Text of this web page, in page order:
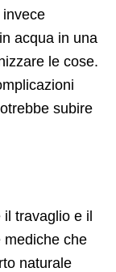
acqua in una
le cose.
subire
travaglio e il
mediche che
naturale